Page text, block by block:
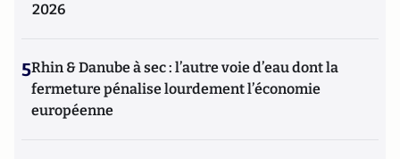
2026
5Rhin & Danube à sec : l’autre voie d’eau dont la
fermeture pénalise lourdement l’économie
européenne